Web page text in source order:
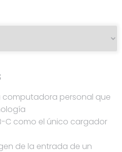
computadora personal que
C como el único cargador
de la entrada de un